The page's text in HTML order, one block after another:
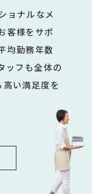
ョナルなメ
客様をサポ
均勤務年数
ッフも全体の
い満足度を